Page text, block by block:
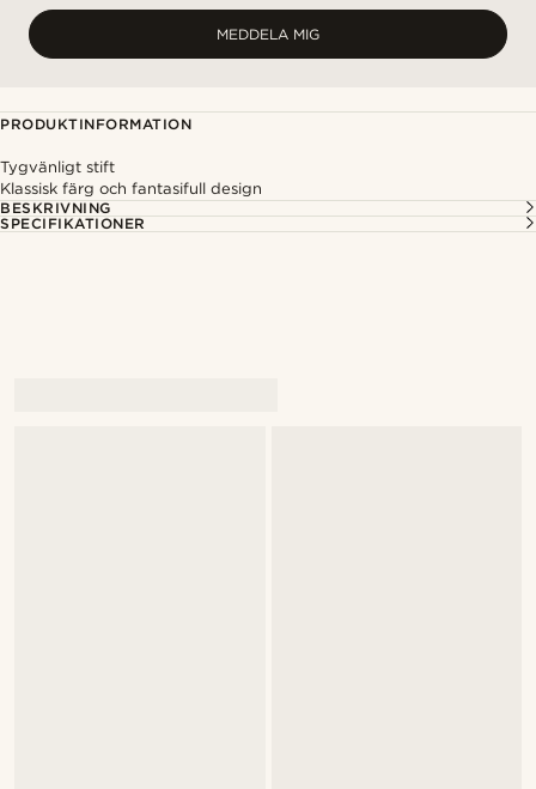
MEDDELA MIG
PRODUKTINFORMATION
Tygvänligt stift
Klassisk färg och fantasifull design
BESKRIVNING
SPECIFIKATIONER